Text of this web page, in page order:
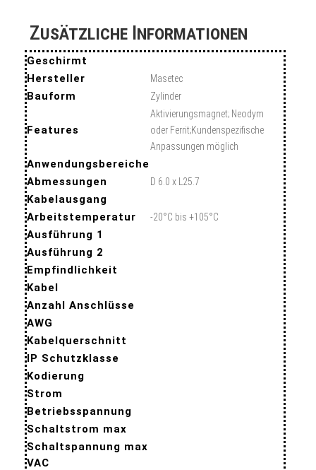
Zusätzliche Informationen
Geschirmt
Hersteller
Masetec
Bauform Zylinder
Features
Aktivierungsmagnet; Neodym
oder Ferrit;Kundenspezifische
Anpassungen möglich
Anwendungsbereiche
Abmessungen
D 6.0 x L25.7
Kabelausgang
Arbeitstemperatur
-20°C bis +105°C
Ausführung 1
Ausführung 2
Empfindlichkeit
Kabel
Anzahl Anschlüsse
AWG
Kabelquerschnitt
IP Schutzklasse
Kodierung
Strom
Betriebsspannung
Schaltstrom max
Schaltspannung max
VAC